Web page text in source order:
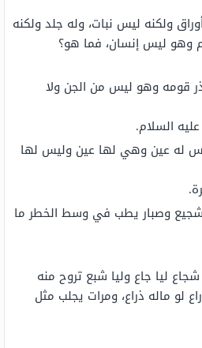
ولكنه ليس نبات، وله جلد ولكنه
وهو ليس إنسان، فما هو؟
قومه وهو ليس من الجن ولا
السلام.
له عين وهي لها عين وليس لها
وصبار يطب في وسط الخطر ما
ليا جاع وليا شبع تروح منه
لو ماله ذراع، ومرات يجلب مثل